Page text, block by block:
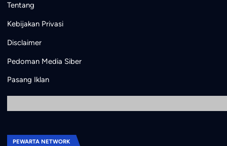
Tentang
Kebijakan Privasi
Disclaimer
Pedoman Media Siber
Pasang Iklan
PEWARTA NETWORK